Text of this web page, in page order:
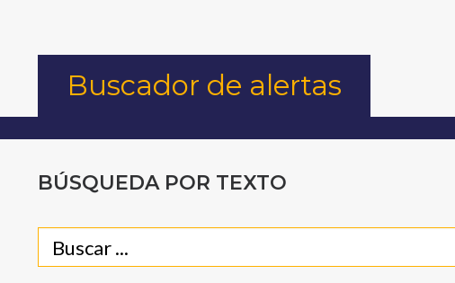
Buscador de alertas
BÚSQUEDA POR TEXTO